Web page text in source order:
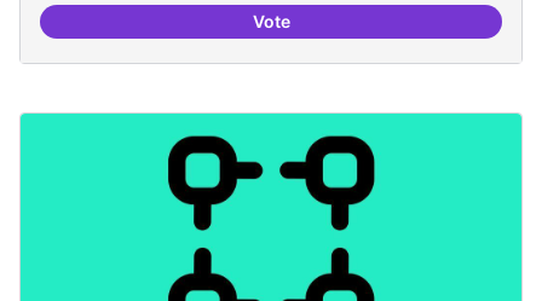
VoteBar obert i dinamitzat